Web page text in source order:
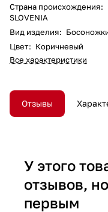
Страна происхождения:
SLOVENIA
Вид изделия:
Цвет: Коричневый
Все характеристики
Отзывы
У этого
отзывов,
первым